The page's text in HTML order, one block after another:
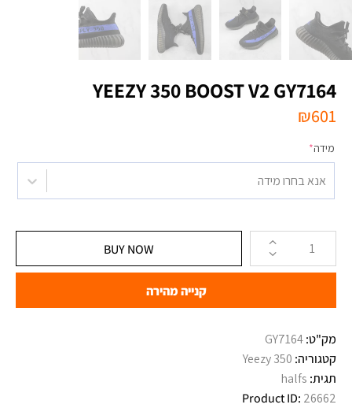
YEEZY 350 BOOST V2 GY7164
₪601
מידה*
אנא בחרו מידה
BUY NOW
קנייה מהירה
מק"ט:GY7164
קטגוריה: Yeezy 350
תגית: halfs
Product ID: 26662